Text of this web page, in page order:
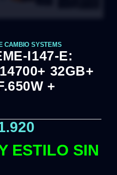
CAMBIO SYSTEMS
I147-E:
32GB+
+
ESTILO SIN